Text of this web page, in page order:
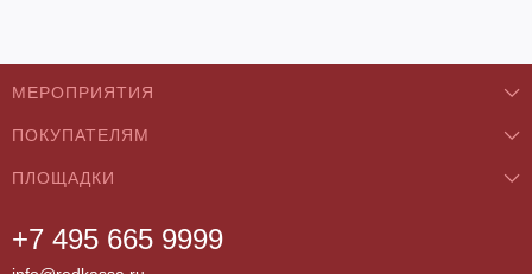
+7 495 665 9999
МЕРОПРИЯТИЯ
Концерты
Классика
Театры
ПОКУПАТЕЛЯМ
О нас
Как купить
ПЛОЩАДКИ
Бар/Ресторан/Кафе